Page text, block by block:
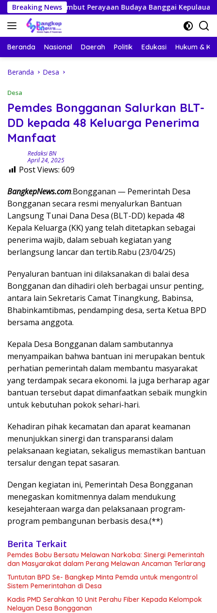
Langsung
ke
konten
Breaking News
Sambut Perayaan Budaya Banggai Kepulauan
Beranda Nasional Daerah Politik Edukasi Hukum &
Beranda Desa
Desa
Pemdes Bongganan Salurkan BLT-
DD kepada 48 Keluarga Penerima
Manfaat
Redaksi BN
April 24, 2025
Post Views: 609
BangkepNews.com.Bongganan — Pemerintah Desa
Bongganan secara resmi menyalurkan Bantuan
Langsung Tunai Dana Desa (BLT-DD) kepada 48
Kepala Keluarga (KK) yang telah ditetapkan sebagai
penerima wajib, dalam sebuah kegiatan yang
berlangsung lancar dan tertib.Rabu (23/04/25)
Penyaluran bantuan ini dilaksanakan di balai desa
Bongganan dan dihadiri oleh berbagai unsur penting,
antara lain Sekretaris Camat Tinangkung, Babinsa,
Bhabinkamtibmas, pendamping desa, serta Ketua BPD
bersama anggota.
Kepala Desa Bongganan dalam sambutannya
menyampaikan bahwa bantuan ini merupakan bentuk
perhatian pemerintah dalam membantu masyarakat
yang terdampak secara ekonomi. Ia juga berharap agar
bantuan tersebut dapat dimanfaatkan sebaik mungkin
untuk kebutuhan pokok sehari-hari.
Kehadiran pihak kecamatan dan aparat keamanan
menunjukkan sinergi dan transparansi dalam
pelaksanaan kegiatan, sekaligus memastikan bantuan
tersalur dengan tepat sasaran.
Dengan kegiatan ini, Pemerintah Desa Bongganan
menegaskan komitmennya dalam mendukung
kesejahteraan warga dan pelaksanaan program-
program pembangunan berbasis desa.(**)
Berita Terkait
Pemdes Bobu Bersatu Melawan Narkoba: Sinergi Pemerintah
dan Masyarakat dalam Perang Melawan Ancaman Terlarang
Tuntutan BPD Se- Bangkep Minta Pemda untuk mengontrol
Sistem Pemerintahan di Desa
Kadis PMD Serahkan 10 Unit Perahu Fiber Kepada Kelompok
Nelayan Desa Bongganan